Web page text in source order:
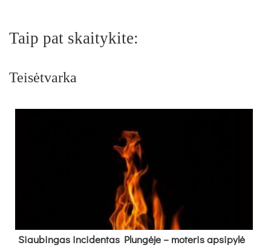
Taip pat skaitykite:
Teisėtvarka
Siau­bin­gas in­ci­den­tas Plun­gė­je – mo­te­ris ap­si­py­lė